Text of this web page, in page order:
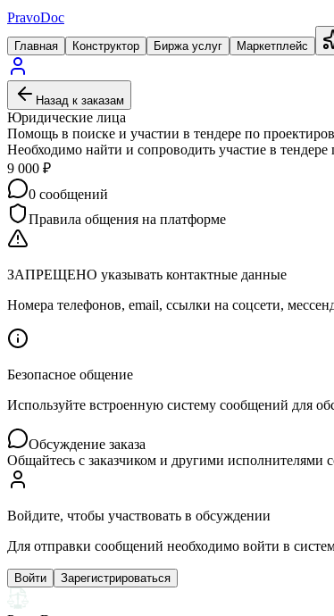
PravoDoc
Главная Конструктор Биржа услуг Маркетплейс
Назад к заказам
Юридические лица
Помощь в поиске и участии в тендере по
Необходимо найти и сопроводить участие в
9 000 ₽
0 сообщений
Правила общения на платформе
ЗАПРЕЩЕНО указывать контактные данные
Номера телефонов, email, ссылки на соцсети,
Безопасное общение
Используйте встроенную систему сообщений для
Обсуждение заказа
Общайтесь с заказчиком и другими исполнителями
Войдите, чтобы участвовать в обсуждении
Для отправки сообщений необходимо войти в
Войти Зарегистрироваться